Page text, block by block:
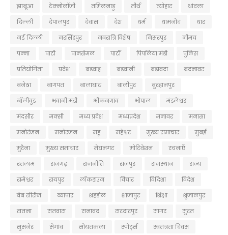
झाबूआ
टेक्नोलॉजी तमिलनाडु तीर्थ त्योहार
थांदला
दिल्ली
देपालपुर देवास देश धर्म धामनोद
धार
नई दिल्ली
नरसिंहपुर नवरात्रि विशेष निसरपुर
नीमच
पन्ना
पाटी पानसेमल पार्टी पिपलिया मंडी
पुलिस
प्रतियोगिता
प्रदेश बडवाह बड़वानी बड़ावदा
बदनावर
बनेठा
बागपत बालाघाट बालीपुर
बुरहानपुर
बॉलीवुड
भवानी मंडी भीकनगांव भोपाल
मंडलेश्वर
मंदसौर
मक्सी मध्य प्रदेश मध्यप्रदेश मनावर
मनासा
मनोरंजन
मनोरजन महू महेश्वर मुख्य समाचार
मुबई
मुरैना
मु्ख्य समाचार मेघनगर मोटिवेशन
रचनाएँ
रतलाम
राजगढ़ राजनीति राजपुर राजस्थान
राज्य
रामेश्वर
रायपुर लॉकडाउन विचार विदिशा
विदेश
वेब सीरीज
व्यापार शहडोल शाजापुर शिक्षा
शुजालपुर
सतना
सतवास सनावद सरदारपुर सागर
सुरत
सुसनेर
सेगांव सोयतकला स्पोर्ट्स
स्वतंत्रता दिवस